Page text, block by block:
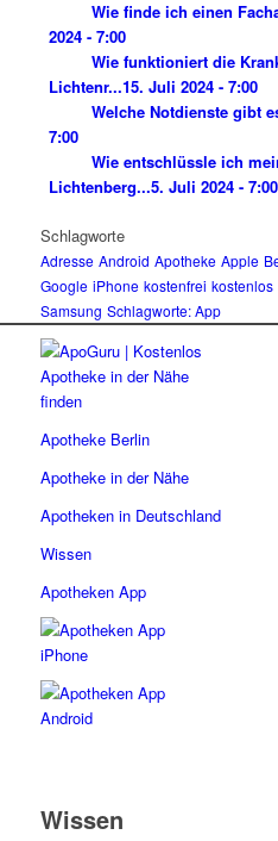
Wie finde ich einen
2024 - 7:00
Wie funktioniert die
Lichtenr...15. Juli 2024 - 7:00
Welche Notdienste gibt
7:00
Wie entschlüssle ich
Lichtenberg...5. Juli 2024 - 7:00
Schlagworte
Adresse Android Apotheke Apple
Google iPhone kostenfrei kostenlos
Samsung Schlagworte: App
Apotheke Berlin
Apotheke in der Nähe
Apotheken in Deutschland
Wissen
Apotheken App
Wissen